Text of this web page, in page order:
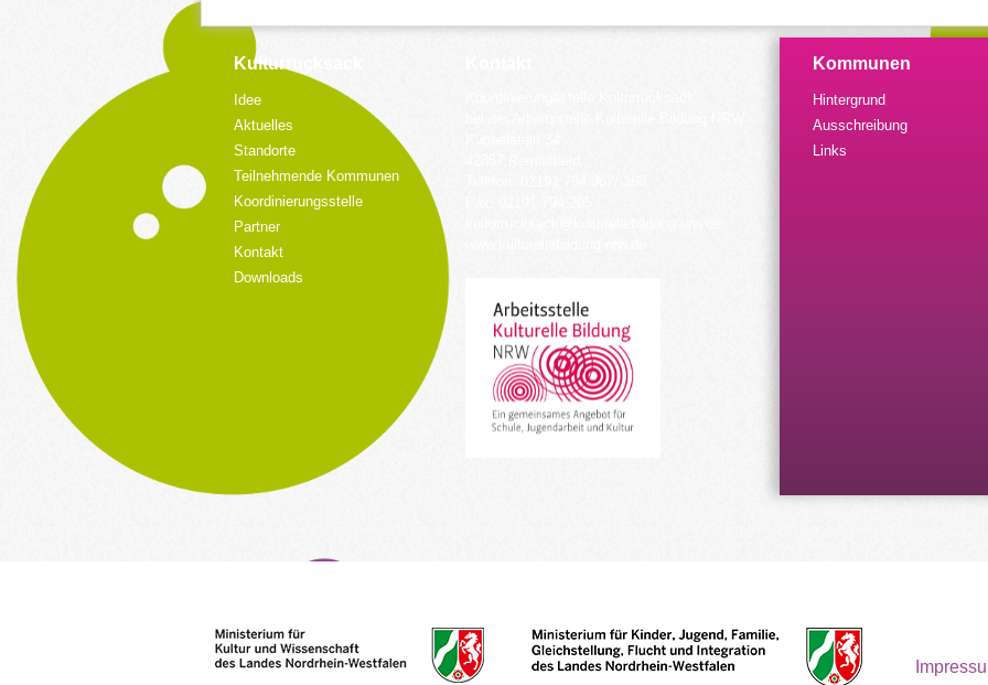
Kulturrucksack
Idee
Aktuelles
Standorte
Teilnehmende Kommunen
Koordinierungsstelle
Partner
Kontakt
Downloads
Kommunen
Hintergrund
Ausschreibung
Links